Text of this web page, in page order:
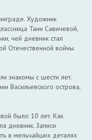
Художник
Тани Савичевой,
чей дневник стал
Отечественной войны
знакомы с шести лет.
Васильевского острова,
было 10 лет. Как
дневник. Записи
в мельчайших деталях